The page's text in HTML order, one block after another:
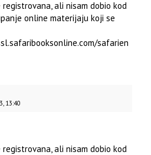
registrovana, ali nisam dobio kod
online materijaju koji se
safarien
13:40
registrovana, ali nisam dobio kod